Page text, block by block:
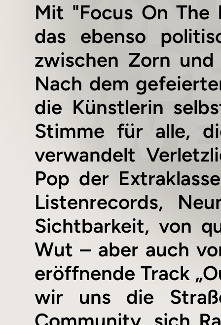
Mit "Focus On The
das ebenso
zwischen Zorn
Nach dem
die Künstlerin
Stimme für alle,
verwandelt
Pop der
Listenrecords,
Sichtbarkeit, von
Wut – aber auch
eröffnende Track
wir uns die